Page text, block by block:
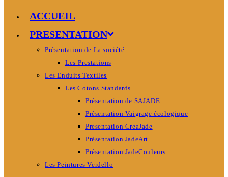
ACCUEIL
PRESENTATION
Présentation de La société
Les-Prestations
Les Enduits Textiles
Les Cotons Standards
Présentation de SAJADE
Présentation Vaigrage écologique
Presentation CreaJade
Présentation JadeArt
Présentation JadeCouleurs
Les Peintures Verdello